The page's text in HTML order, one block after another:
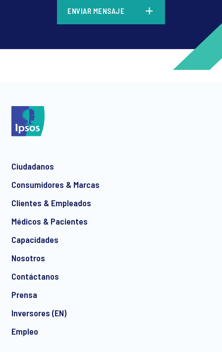
communication about products and services including
invitations to free events and articles from Ipsos. You may
withdraw your consent at any time with effect for the future.
ENVIAR MENSAJE
Ciudadanos
Consumidores & Marcas
Clientes & Empleados
Médicos & Pacientes
Capacidades
Nosotros
Contáctanos
Prensa
Inversores (EN)
Empleo